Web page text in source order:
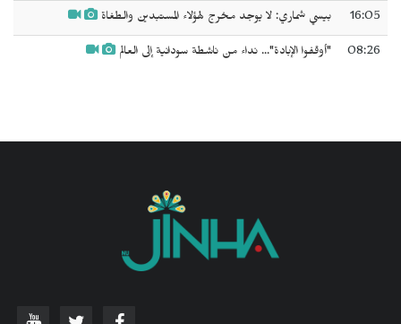
16:05 بيسي شماري: لا يوجد مخرج لهؤلاء المستبدين والطغاة
08:26 "أوقفوا الإبادة"... نداء من ناشطة سودانية إلى العالم